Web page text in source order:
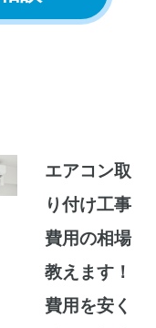
エアコン取
り付け工事
費用の相場
教えます！
費用を安く